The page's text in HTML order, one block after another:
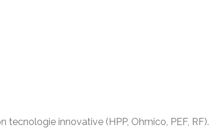
innovative (HPP, Ohmico, PEF, RF).